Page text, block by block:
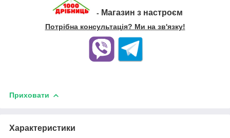
- Магазин з настроєм
Потрібна консультація? Ми на зв'язку!
Приховати
Характеристики